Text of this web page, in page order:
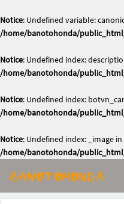
Notice: Undefined variable:
/home/banotohonda/
Notice: Undefined index:
/home/banotohonda/
Notice: Undefined index:
/home/banotohonda/
Notice: Undefined index: _image in
/home/banotohonda/